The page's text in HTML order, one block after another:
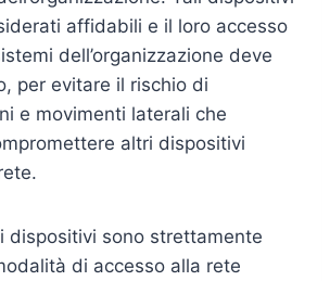
affidabili e il loro accesso
dell’organizzazione deve
per evitare il rischio di
e movimenti laterali che
altri dispositivi
dispositivi sono strettamente
di accesso alla rete